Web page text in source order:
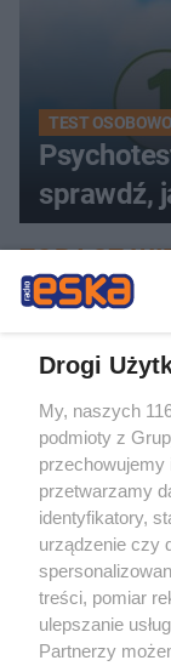
TEST
sprawdź,
ZOBACZ
Drogi
My, naszych
podmioty z
przechowujemy
przetwarzamy
identyfikatory,
urządzenie czy
treści, pomiar
ulepszanie
Partnerzy